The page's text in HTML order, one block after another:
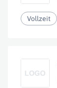
Vollzeit